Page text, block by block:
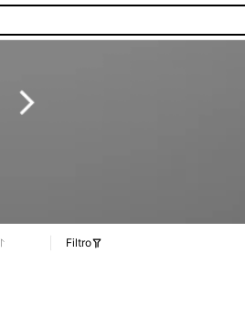
Filtro